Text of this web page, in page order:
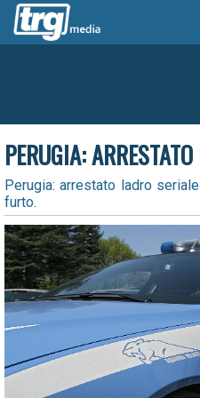
PERUGIA:
Perugia: arrestato ladro
furto.